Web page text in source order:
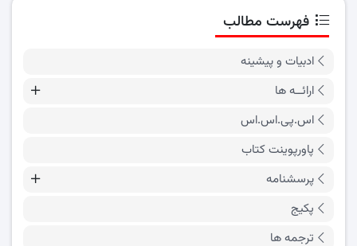
فهرست مطالب
ادبیات و پیشینه
ارائــه ها
اس.پی.اس.اس
پاورپوینت کتاب
پرسشنامه
پکیج
ترجمه ها